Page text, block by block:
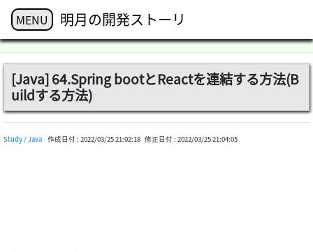
MENU 明月の開発ストーリ
[Java] 64.Spring bootとReactを連結する方法(B
uildする方法)
Study / Java 作成日付 : 2022/03/25 21:02:18 修正日付 : 2022/03/25 21:04:05